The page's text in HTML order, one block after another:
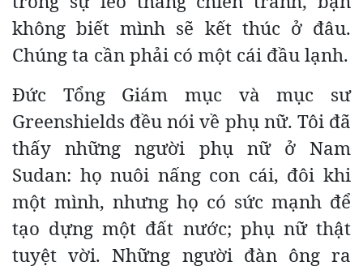
không biết mình sẽ kết thúc ở đâu.
Chúng ta cần phải có một cái đầu lạnh.
Đức Tổng Giám mục và mục sư
Greenshields đều nói về phụ nữ. Tôi đã
thấy những người phụ nữ ở Nam
Sudan: họ nuôi nấng con cái, đôi khi
một mình, nhưng họ có sức mạnh để
tạo dựng một đất nước; phụ nữ thật
tuyệt vời. Những người đàn ông ra